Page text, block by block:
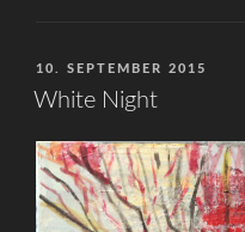
VERÖFFENTLICHT
AM
10. SEPTEMBER 2015
White Night